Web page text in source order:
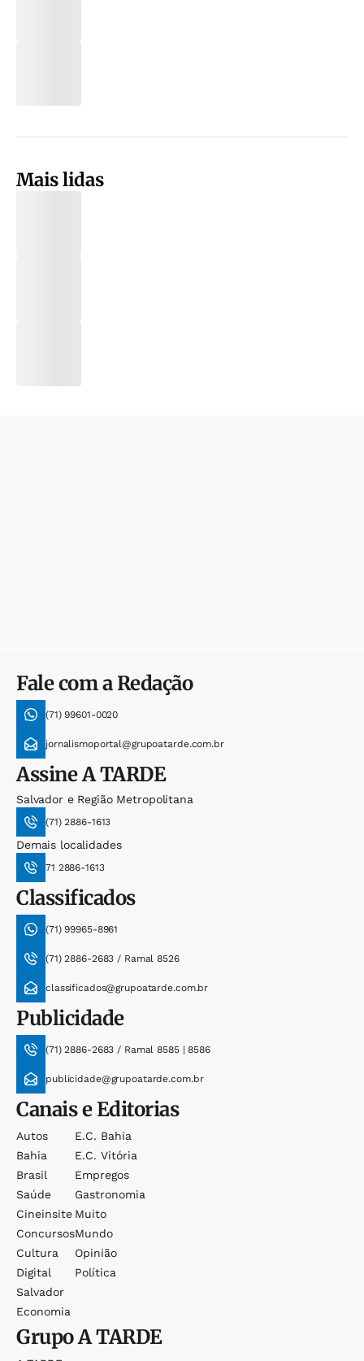
Mais lidas
Fale com a Redação
(71) 99601-0020
jornalismoportal@grupoatarde.com.br
AssineA TARDE
Salvador e Região Metropolitana
(71) 2886-1613
Demais localidades
71 2886-1613
Classificados
(71) 99965-8961
(71) 2886-2683 / Ramal 8526
classificados@grupoatarde.com.br
Publicidade
(71) 2886-2683 / Ramal 8585 | 8586
publicidade@grupoatarde.com.br
Canais e Editorias
Autos
Bahia
Brasil
Saúde
Cineinsite
Concursos
Cultura
Digital
Salvador
Economia
E.c. Bahia
E.c. Vitória
Empregos
Gastronomia
Muito
Mundo
Opinião
Política
GrupoA TARDE